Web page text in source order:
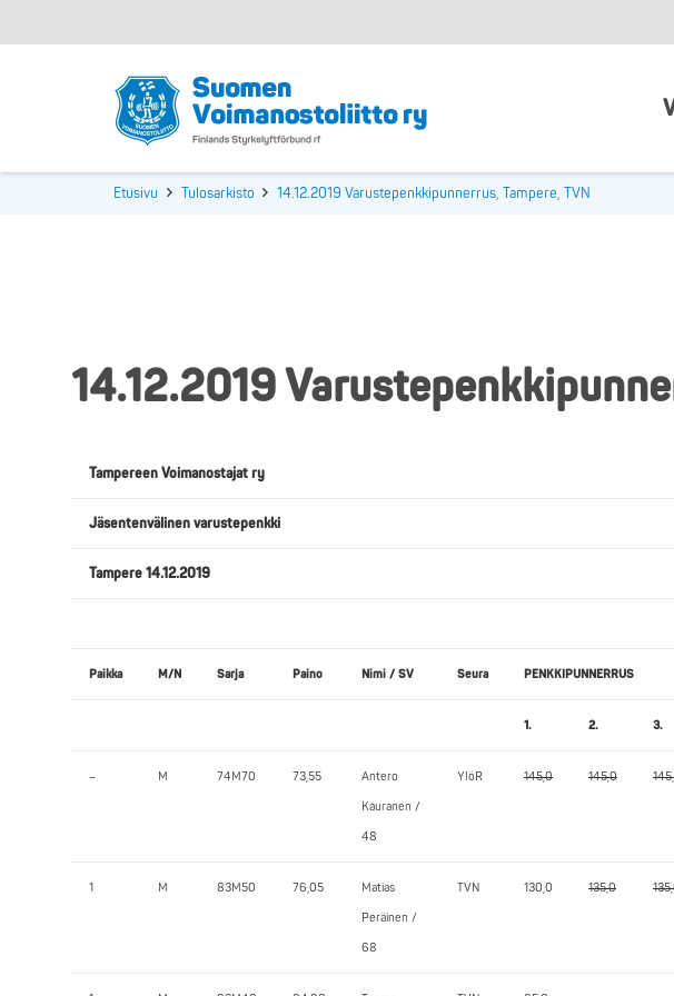
Etusivu Tulosarkisto 14.12.2019 Varustepenkkipunnerrus, Tampere, TVN
14.12.2019
Tampereen Voimanostajat ry
Jäsentenvälinen varustepenkki
Tampere 14.12.2019
Paikka M/N Sarja Paino Nimi / SV Seura PENKKIPUNNERRUS
1. 2. 3.
– M 74M70 73,55 Antero
Kauranen /
48
YlöR 145,0 145,0
1 M 83M50 76,05 Matias
Peräinen /
68
TVN 130,0 135,0